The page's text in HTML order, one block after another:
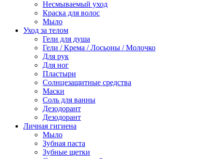
Несмываемый уход
Краска для волос
Мыло
Уход за телом
Гели для душа
Гели / Крема / Лосьоны / Молочко
Для рук
Для ног
Пластыри
Солнцезащитные средства
Маски
Соль для ванны
Дезодорант
Дезодорант
Личная гигиена
Мыло
Зубная паста
Зубные щетки